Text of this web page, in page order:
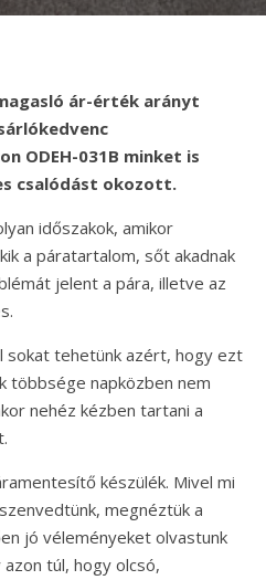
ár-érték arányt
ODEH-031B minket is
csalódást okozott.
időszakok, amikor
a páratartalom, sőt akadnak
jelent a pára, illetve az
sokat tehetünk azért, hogy ezt
többsége napközben nem
nehéz kézben tartani a
készülék. Mivel mi
megnéztük a
jó véleményeket olvastunk
túl, hogy olcsó,